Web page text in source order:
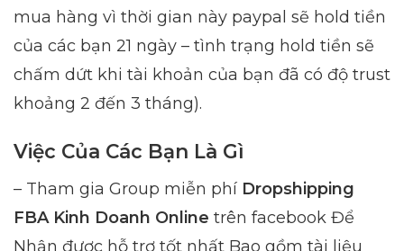
mua hàng vì thời gian này paypal sẽ hold tiền
của các bạn 21 ngày – tình trạng hold tiền sẽ
chấm dứt khi tài khoản của bạn đã có độ trust
khoảng 2 đến 3 tháng).
Việc Của Các Bạn Là Gì
– Tham gia Group miễn phí Dropshipping
FBA Kinh Doanh Online trên facebook Để
Nhận được hỗ trợ tốt nhất Bao gồm tài liệu